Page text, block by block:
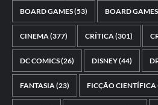
BOARD GAMES(53) BOARD
CINEMA(377) CRÍTICA(301)
DC COMICS(26) DISNEY(44)
FANTASIA(23) FICÇÃO CIENTÍFICA